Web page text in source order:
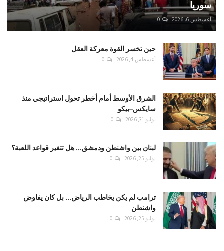
سوريا
أغسطس 6, 2026 0
حين تخسر القوة معركة العقل
أغسطس 4, 2026 0
الشرق الأوسط أمام أخطر تحول استراتيجي منذ
سايكس–بيكو
يوليو 31, 2026 0
لبنان بين واشنطن ودمشق... هل تتغير قواعد اللعبة؟
يوليو 25, 2026 0
ترامب لم يكن يخاطب الرياض... بل كان يفاوض
واشنطن
يوليو 25, 2026 0